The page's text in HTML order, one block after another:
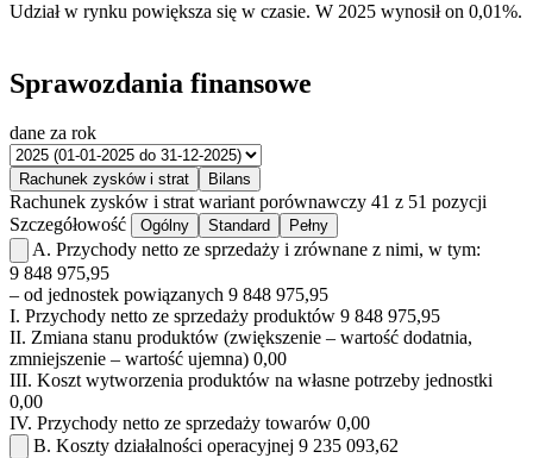
Udział w rynku powiększa się w czasie. W 2025 wynosił on 0,01%.
Sprawozdania finansowe
dane za rok
Rachunek zysków i strat Bilans
Rachunek zysków i strat wariant porównawczy 41 z 51 pozycji
Szczegółowość
Ogólny Standard Pełny
A. Przychody netto ze sprzedaży i zrównane z nimi, w tym:
9 848 975,95
– od jednostek powiązanych 9 848 975,95
I. Przychody netto ze sprzedaży produktów 9 848 975,95
II. Zmiana stanu produktów (zwiększenie – wartość dodatnia,
zmniejszenie – wartość ujemna) 0,00
III. Koszt wytworzenia produktów na własne potrzeby jednostki
0,00
IV. Przychody netto ze sprzedaży towarów 0,00
B. Koszty działalności operacyjnej 9 235 093,62